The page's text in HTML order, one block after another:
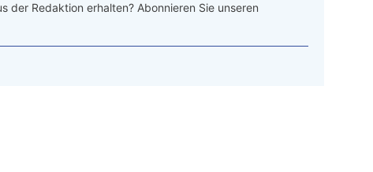
der Redaktion erhalten? Abonnieren Sie unseren